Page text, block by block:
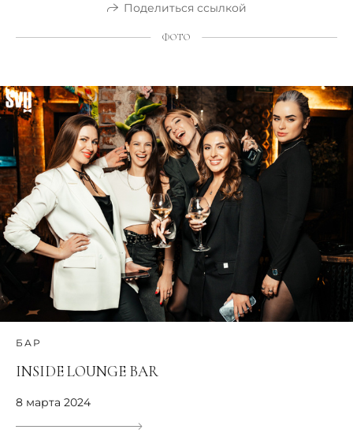
Поделиться ссылкой
ФОТО
БАР
INSIDE LOUNGE BAR
8 марта 2024